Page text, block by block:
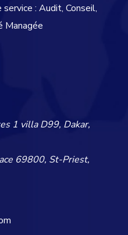
: Audit, Conseil,
Managée
1 villa D99, Dakar,
69800, St-Priest,